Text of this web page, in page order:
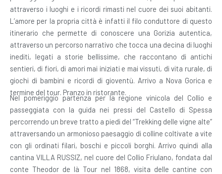
attraverso i luoghi e i ricordi rimasti nel cuore dei suoi abitanti.
L’amore per la propria città è infatti il filo conduttore di questo
itinerario che permette di conoscere una Gorizia autentica,
attraverso un percorso narrativo che tocca una decina di luoghi
inediti, legati a storie bellissime, che raccontano di antichi
sentieri, di fiori, di amori mai iniziati e mai vissuti, di vita rurale, di
giochi di bambini e ricordi di gioventù. Arrivo a Nova Gorica e
termine del tour. Pranzo in ristorante.
Nel pomeriggio partenza per la regione vinicola del Collio e
passeggiata con la guida nei pressi del Castello di Spessa
percorrendo un breve tratto a piedi del “Trekking delle vigne alte”
attraversando un armonioso paesaggio di colline coltivate a vite
con gli ordinati filari, boschi e piccoli borghi. Arrivo quindi alla
cantina VILLA RUSSIZ, nel cuore del Collio Friulano, fondata dal
conte Theodor de là Tour nel 1868, visita delle cantine con